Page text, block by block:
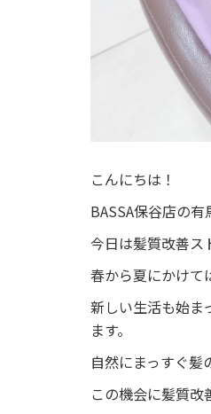
こんにちは！
BASSA保谷店の有
今日は髪質改善ス
春から夏にかけて
新しい生活も始ま
ます。
自然にまっすぐ髪
この機会に髪質